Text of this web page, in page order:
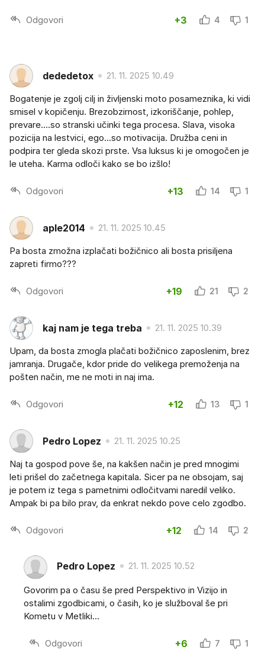
Odgovori +3 4 1
dededetox 21. 11. 2025 10.49
Bogatenje je zgolj cilj in življenski moto posameznika, ki vidi
smisel v kopičenju. Brezobzirnost, izkoriščanje, pohlep,
prevare....so stranski učinki tega procesa. Slava, visoka
pozicija na lestvici, ego...so motivacija. Družba ceni in
podpira ter gleda skozi prste. Vsa luksus ki je omogočen je
le uteha. Karma odloči kako se bo izšlo!
Odgovori +13 14 1
aple2014 21. 11. 2025 10.45
Pa bosta zmožna izplačati božičnico ali bosta prisiljena
zapreti firmo???
Odgovori +19 21 2
kaj nam je tega treba 21. 11. 2025 10.39
Upam, da bosta zmogla plačati božičnico zaposlenim, brez
jamranja. Drugače, kdor pride do velikega premoženja na
pošten način, me ne moti in naj ima.
Odgovori +12 13 1
Pedro Lopez 21. 11. 2025 10.25
Naj ta gospod pove še, na kakšen način je pred mnogimi
leti prišel do začetnega kapitala. Sicer pa ne obsojam, saj
je potem iz tega s pametnimi odločitvami naredil veliko.
Ampak bi pa bilo prav, da enkrat nekdo pove celo zgodbo.
Odgovori +12 14 2
Pedro Lopez 21. 11. 2025 10.52
Govorim pa o času še pred Perspektivo in Vizijo in
ostalimi zgodbicami, o časih, ko je služboval še pri
Kometu v Metliki…
Odgovori +6 7 1